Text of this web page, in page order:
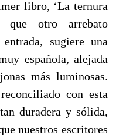
libro, ‘La ternura
que otro arrebato
sugiere una
española, alejada
más luminosas.
con esta
duradera y sólida,
nuestros escritores